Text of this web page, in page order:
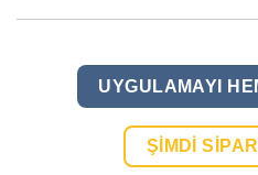
UYGULAMAYI
ŞIMDI